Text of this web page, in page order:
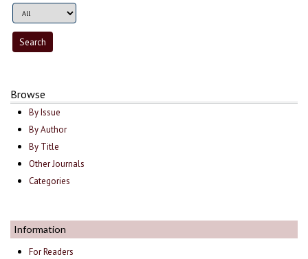
Browse
By Issue
By Author
By Title
Other Journals
Categories
Information
For Readers